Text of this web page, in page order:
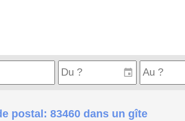
postal: 83460 dans un gîte